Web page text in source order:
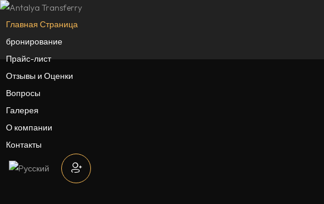
Главная Страница
бронирование
Прайс-лист
Отзывы и Оценки
Вопросы
Галерея
О компании
Контакты